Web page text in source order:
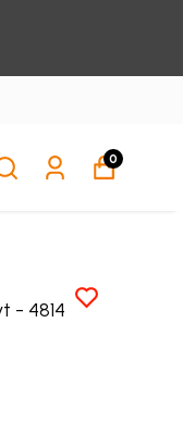
0
- 4814